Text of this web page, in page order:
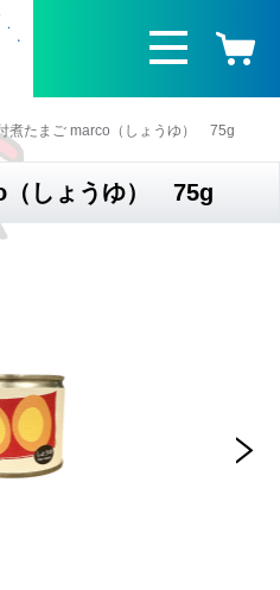
煮たまご marco（しょうゆ） 75g
（しょうゆ） 75g